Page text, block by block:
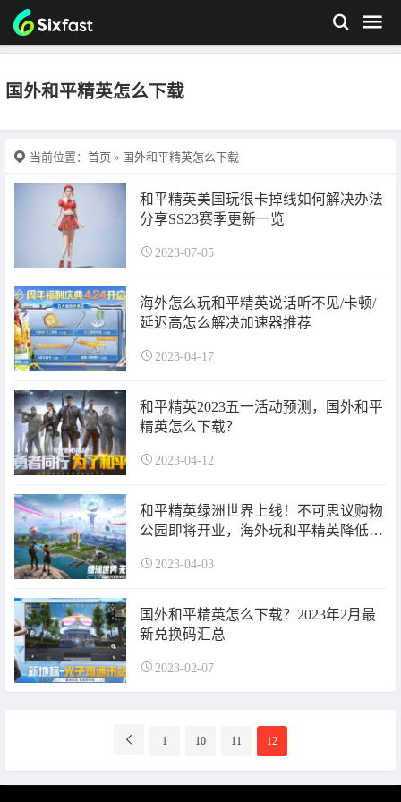
国外和平精英怎么下载
当前位置： 首页 » 国外和平精英怎么下载
和平精英美国玩很卡掉线如何解决办法
分享SS23赛季更新一览
2023-07-05
海外怎么玩和平精英说话听不见/卡顿/
延迟高怎么解决加速器推荐
2023-04-17
和平精英2023五一活动预测，国外和平
精英怎么下载？
2023-04-12
和平精英绿洲世界上线！不可思议购物
公园即将开业，海外玩和平精英降低延
2023-04-03
国外和平精英怎么下载？2023年2月最
新兑换码汇总
2023-02-07
导
1 10 11 12